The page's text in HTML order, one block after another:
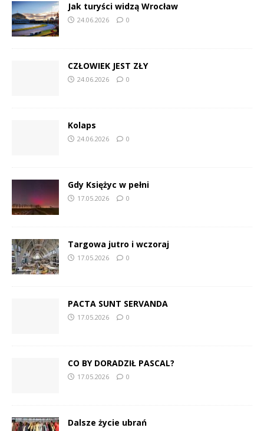
Jak turyści widzą Wrocław
24.06.2026 0
CZŁOWIEK JEST ZŁY
24.06.2026 0
Kolaps
24.06.2026 0
Gdy Księżyc w pełni
17.05.2026 0
Targowa jutro i wczoraj
17.05.2026 0
PACTA SUNT SERVANDA
17.05.2026 0
CO BY DORADZIŁ PASCAL?
17.05.2026 0
Dalsze życie ubrań